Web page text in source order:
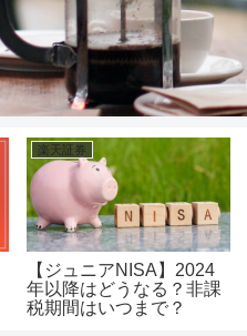
楽天証券
【ジュニアNISA】2024
年以降はどうなる？非課
税期間はいつまで？